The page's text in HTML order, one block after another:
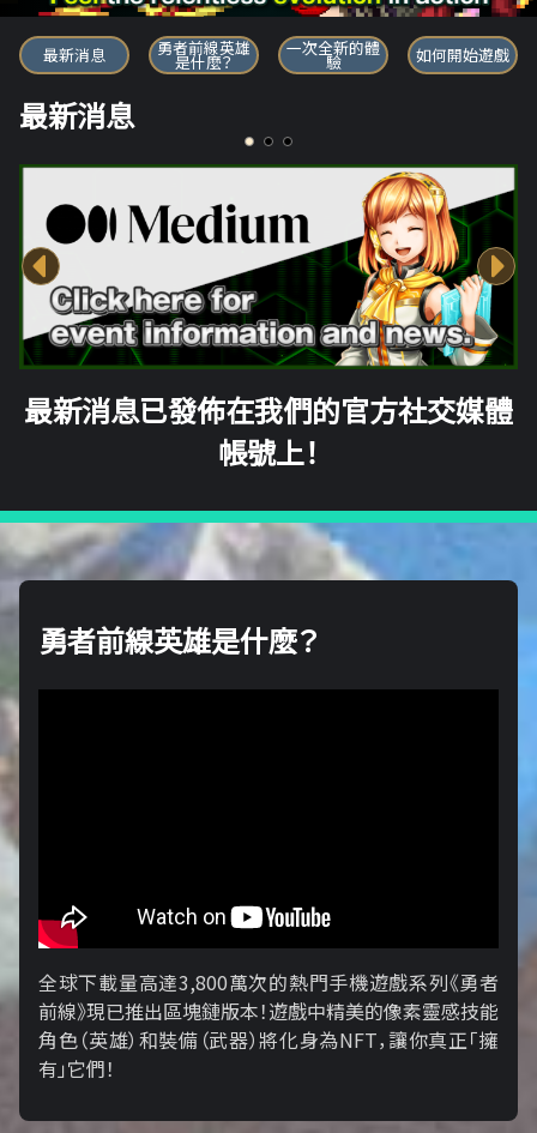
勇者前線英雄
最新消息 勇者前線英雄
是什麼？
一次全新的體
驗 如何開始遊戲
最新消息
最新消息已發佈在我們的官方社交媒體
帳號上！
勇者前線英雄是什麼？
全球下載量高達3,800萬次的熱門手機遊戲系列《勇者
前線》現已推出區塊鏈版本！遊戲中精美的像素靈感技能
角色（英雄）和裝備（武器）將化身為NFT，讓你真正「擁​​
有」它們！